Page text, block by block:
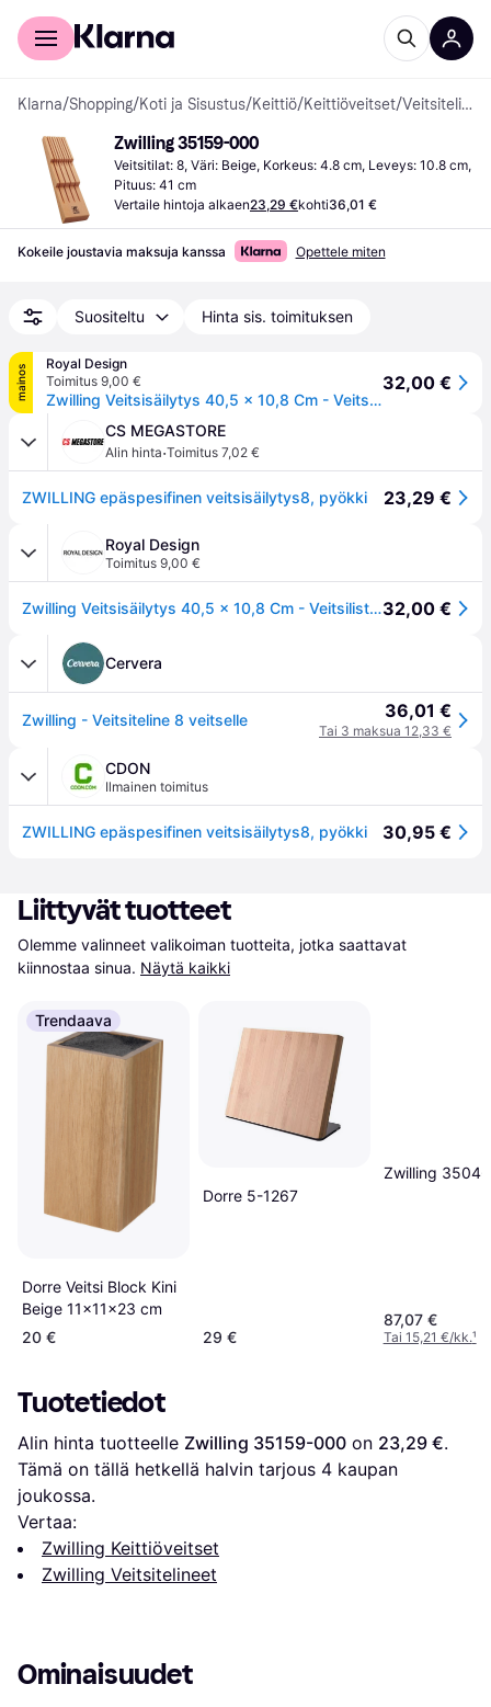
Kuluttajille
Klarna/Shopping/Koti ja Sisustus/Keittiö/Keittiöveitset/ Veitsitelineet
Zwilling 35159-000
Veitsitilat: 8, Väri: Beige, Korkeus: 4.8 cm, Leveys: 10.8 cm,
Pituus: 41 cm
Vertaile hintoja alkaen23,29 €kohti36,01 €
Kokeile joustavia maksuja kanssa Opettele miten
Suositeltu Hinta sis. toimituksen
mainos
Royal Design
Toimitus 9,00 €
Zwilling Veitsisäilytys 40,5 x 10,8 Cm - Veitsilistat & Veitsitelineet Pyökki Puu - 1002309
32,00 €
CS MEGASTORE
Alin hinta·Toimitus 7,02 €
ZWILLING epäspesifinen veitsisäilytys8, pyökki 23,29 €
Royal Design
Toimitus 9,00 €
Zwilling Veitsisäilytys 40,5 x 10,8 Cm - Veitsilistat & Veitsitelineet Pyökki Puu - 100230932,00 €
Cervera
Zwilling - Veitsiteline 8 veitselle 36,01 €
Tai 3 maksua 12,33 €
CDON
Ilmainen toimitus
ZWILLING epäspesifinen veitsisäilytys8, pyökki 30,95 €
Liittyvät tuotteet
Olemme valinneet valikoiman tuotteita, jotka saattavat
kiinnostaa sinua. Näytä kaikki
Trendaava
Dorre Veitsi Block Kini
Beige 11x11x23 cm
20 €
Dorre 5-1267
29 €
Zwilling
87,07 €
Tai 15,21 €/kk.¹
Tuotetiedot
Alin hinta tuotteelle Zwilling 35159-000 on 23,29 €.
Tämä on tällä hetkellä halvin tarjous 4 kaupan
joukossa.
Vertaa:
Zwilling Keittiöveitset
Zwilling Veitsitelineet
Ominaisuudet